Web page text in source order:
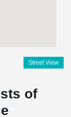
Street View
of